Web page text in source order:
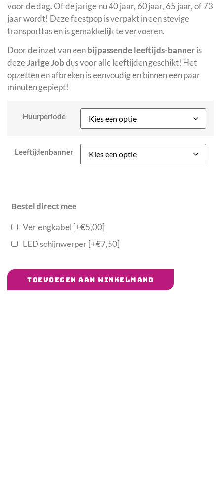
voor de dag.Of de jarige nu 40 jaar, 60 jaar, 65 jaar, of 73
jaar wordt! Deze feestpop is verpakt in een stevige
transporttas en is gemakkelijk te vervoeren.
Door de inzet van eenbijpassende leeftijds-banneris
dezeJarige Jobdus voor alle leeftijden geschikt! Het
opzetten en afbreken is eenvoudig en binnen een paar
minuten gepiept!
Huurperiode
Leeftijdenbanner
Bestel direct mee
Verlengkabel [+€5,00]
LED schijnwerper[+€7,50]
TOEVOEGEN AAN WINKELMAND